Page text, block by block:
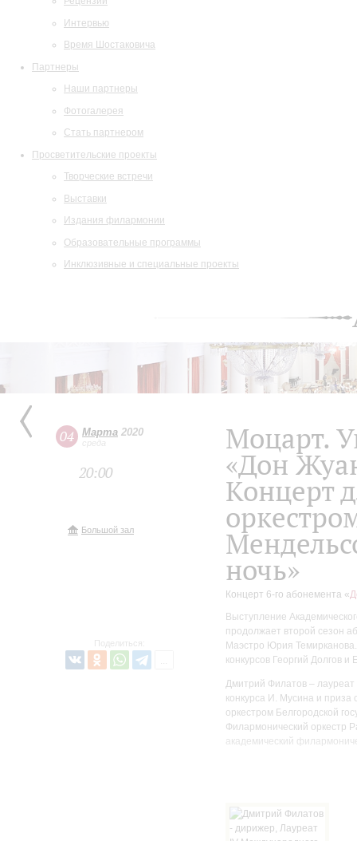
Интервью
Время Шостаковича
Партнеры
Наши партнеры
Фотогалерея
Стать партнером
Просветительские проекты
Творческие встречи
Выставки
Издания филармонии
Образовательные программы
Инклюзивные и специальные проекты
04 Марта 2020
среда
20:00
Большой зал
Поделиться:
Моцарт.
«Дон
Концерт
ночь»
Концерт 6-го абонемента «
Выступление
продолжает второй сезон
Маэстро Юрия
конкурсов Георгий Долгов
Дмитрий Филатов –
конкурса И. Мусина и
оркестром Белгородской
Филармонический оркестр
академический